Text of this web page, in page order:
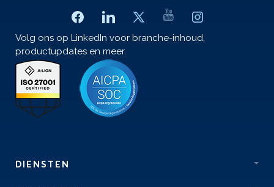
Volg ons op LinkedIn voor branche-inhoud,
productupdates en meer.
DIENSTEN